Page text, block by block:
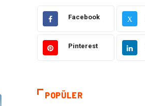
Facebook X
Pinterest
POPÜLER